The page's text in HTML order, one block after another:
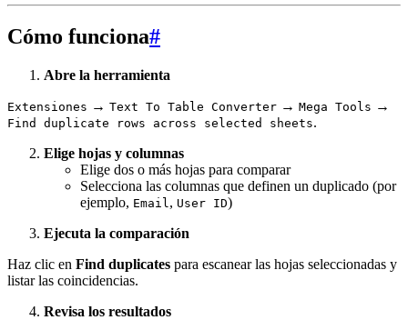
Cómo funciona#
Abre la herramienta
Extensiones → Text To Table Converter → Mega Tools →
Find duplicate rows across selected sheets.
Elige hojas y columnas
Elige dos o más hojas para comparar
Selecciona las columnas que definen un duplicado (por
ejemplo, Email , User ID)
Ejecuta la comparación
Haz clic en Find duplicates para escanear las hojas seleccionadas y
listar las coincidencias.
Revisa los resultados